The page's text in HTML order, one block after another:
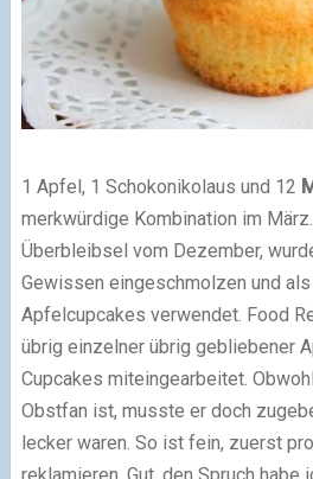
1 Apfel, 1 Schokonikolaus und 12
merkwürdige Kombination im
Überbleibsel vom Dezember,
Gewissen eingeschmolzen und
Apfelcupcakes verwendet. Food
übrig einzelner übrig gebliebener
Cupcakes miteingearbeitet.
Obstfan ist, musste er doch
lecker waren. So ist fein, zuerst